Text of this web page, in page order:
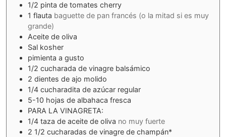
1/2 pinta de tomates cherry
1 flauta baguette de pan francés (o la mitad si es muy
grande)
Aceite de oliva
Sal kosher
pimienta a gusto
1/2 cucharada de vinagre balsámico
2 dientes de ajo molido
1/4 cucharadita de azúcar regular
5-10 hojas de albahaca fresca
PARA LA VINAGRETA:
1/4 taza de aceite de oliva no muy fuerte
2 1/2 cucharadas de vinagre de champán*